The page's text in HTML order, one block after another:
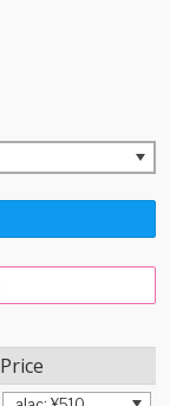
Price